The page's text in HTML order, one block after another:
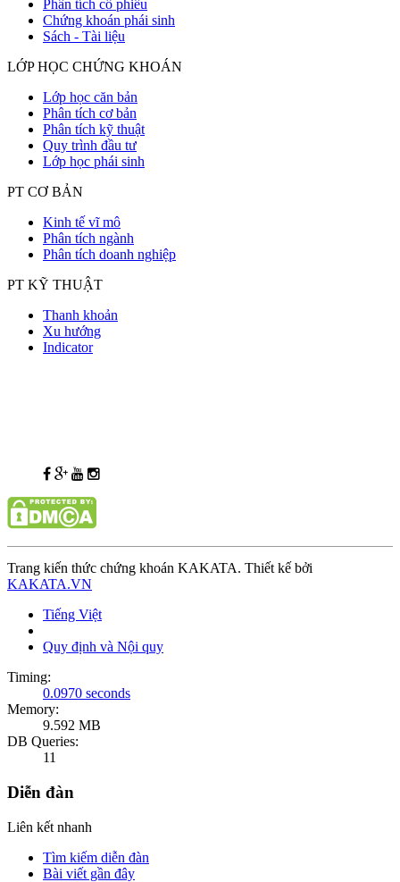
Phân tích cổ phiếu
Chứng khoán phái sinh
Sách - Tài liệu
LỚP HỌC CHỨNG KHOÁN
Lớp học căn bản
Phân tích cơ bản
Phân tích kỹ thuật
Quy trình đầu tư
Lớp học phái sinh
PT CƠ BẢN
Kinh tế vĩ mô
Phân tích ngành
Phân tích doanh nghiệp
PT KỸ THUẬT
Thanh khoản
Xu hướng
Indicator
Trang kiến thức chứng khoán KAKATA. Thiết kế bởi
KAKATA.VN
Tiếng Việt
Quy định và Nội quy
Timing:
0.0970 seconds
Memory:
9.592 MB
DB Queries:
11
Diễn đàn
Liên kết nhanh
Tìm kiếm diễn đàn
Bài viết gần đây